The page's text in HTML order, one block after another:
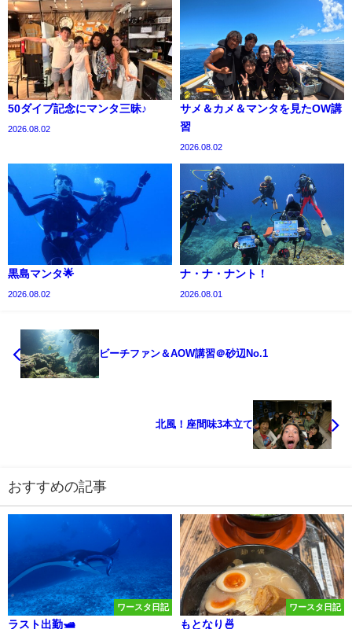
50ダイブ記念にマンタ三昧♪
2026.08.02
サメ＆カメ＆マンタを見たOW講
習
2026.08.02
黒島マンタ🌟
2026.08.02
ナ・ナ・ナント！
2026.08.01
ビーチファン＆AOW講習＠砂辺No.1
北風！座間味3本立て
おすすめの記事
ワースタ日記
ラスト出勤🛥️
ワースタ日記
もとなり🍜